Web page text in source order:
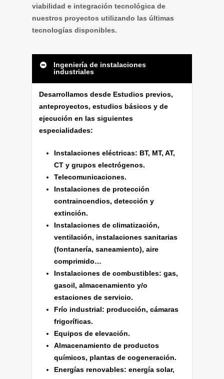
viabilidad e integración tecnológica de
nuestros proyectos utilizando las últimas
tecnologías disponibles.
Ingeniería de instalaciones
industriales
Desarrollamos desde Estudios previos,
anteproyectos, estudios básicos y de
ejecución en las siguientes
especialidades:
Instalaciones eléctricas: BT, MT, AT,
CT y grupos electrógenos.
Telecomunicaciones.
Instalaciones de protección
contraincendios, detección y
extinción.
Instalaciones de climatización,
ventilación, instalaciones sanitarias
(fontanería, saneamiento), aire
comprimido…
Instalaciones de combustibles: gas,
gasoil, almacenamiento y/o
estaciones de servicio.
Frío industrial: producción, cámaras
frigoríficas.
Equipos de elevación.
Almacenamiento de productos
químicos, plantas de cogeneración.
Energías renovables: energía solar,